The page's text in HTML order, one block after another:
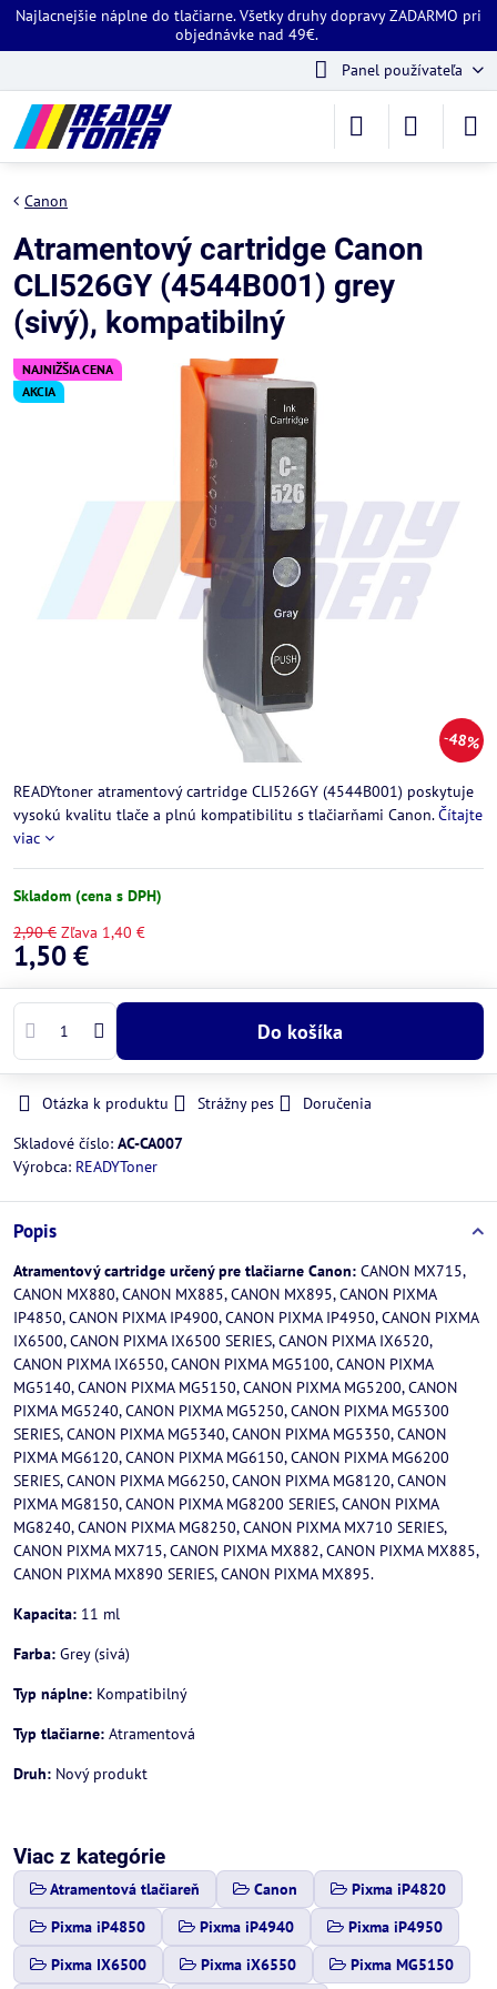
Najlacnejšie náplne do tlačiarne. Všetky druhy dopravy ZADARMO pri
objednávke nad 49€.
Panel používateľa
NAJNIŽŠIA CENA
AKCIA
48%
Canon
Atramentový cartridge Canon
CLI526GY (4544B001) grey
(sivý), kompatibilný
READYtoner atramentový cartridge CLI526GY (4544B001) poskytuje
vysokú kvalitu tlače a plnú kompatibilitu s tlačiarňami Canon.Čítajte
viac
Skladom (cena s DPH)
2,90 € Zľava 1,40 €
1,50 €
Do košíka
Otázka k produktu Strážny pes
Doručenia
Skladové číslo: AC-CA007
Výrobca: READYToner
Popis
Atramentový cartridge určený pre tlačiarne Canon: CANON MX715,
CANON MX880, CANON MX885, CANON MX895, CANON PIXMA
IP4850, CANON PIXMA IP4900, CANON PIXMA IP4950, CANON PIXMA
IX6500, CANON PIXMA IX6500 SERIES, CANON PIXMA IX6520,
CANON PIXMA IX6550, CANON PIXMA MG5100, CANON PIXMA
MG5140, CANON PIXMA MG5150, CANON PIXMA MG5200, CANON
PIXMA MG5240, CANON PIXMA MG5250, CANON PIXMA MG5300
SERIES, CANON PIXMA MG5340, CANON PIXMA MG5350, CANON
PIXMA MG6120, CANON PIXMA MG6150, CANON PIXMA MG6200
SERIES, CANON PIXMA MG6250, CANON PIXMA MG8120, CANON
PIXMA MG8150, CANON PIXMA MG8200 SERIES, CANON PIXMA
MG8240, CANON PIXMA MG8250, CANON PIXMA MX710 SERIES,
CANON PIXMA MX715, CANON PIXMA MX882, CANON PIXMA MX885,
CANON PIXMA MX890 SERIES, CANON PIXMA MX895.
Kapacita: 11 ml
Farba: Grey (sivá)
Typ náplne: Kompatibilný
Typ tlačiarne: Atramentová
Druh: Nový produkt
Viac z kategórie
Atramentová tlačiareň Canon
Pixma iP4820
Pixma iP4850
Pixma iP4940
Pixma iP4950
Pixma IX6500
Pixma iX6550 Pixma MG5150